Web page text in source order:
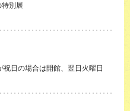
別展
日の場合は開館、翌日火曜日